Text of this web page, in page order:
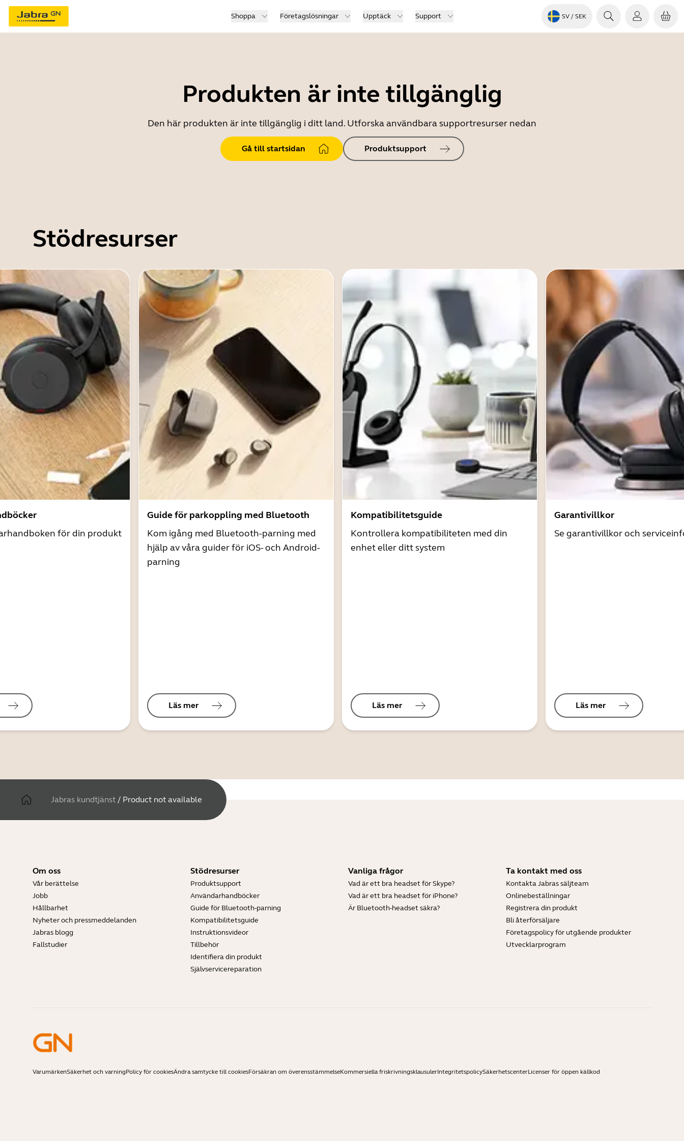
Shoppa Företagslösningar Upptäck Support SV / SEK
Produkten är inte tillgänglig
Den här produkten är inte tillgänglig i ditt land. Utforska användbara supportresurser nedan
Gå till startsidan Produktsupport
Stödresurser
för din produkt
Guide för parkoppling med Bluetooth
Kom igång med Bluetooth-parning med
hjälp av våra guider för iOS- och Android-
parning
Läs mer
Kompatibilitetsguide
Kontrollera kompatibiliteten med din
enhet eller ditt system
Läs mer
Garantivillkor
Se garantivillkor och
Läs mer
Jabras kundtjänst / Product not available
Om oss
Vår berättelse
Jobb
Hållbarhet
Nyheter och pressmeddelanden
Jabras blogg
Fallstudier
Stödresurser
Produktsupport
Användarhandböcker
Guide för Bluetooth-parning
Kompatibilitetsguide
Instruktionsvideor
Tillbehör
Identifiera din produkt
Självservicereparation
Vanliga frågor
Vad är ett bra headset för Skype?
Vad är ett bra headset för iPhone?
Är Bluetooth-headset säkra?
Ta kontakt med oss
Kontakta Jabras säljteam
Onlinebeställningar
Registrera din produkt
Bli återförsäljare
Företagspolicy för utgående produkter
Utvecklarprogram
VarumärkenSäkerhet och varningPolicy för cookiesÄndra samtycke till cookiesFörsäkran om överensstämmelseKommersiella friskrivningsklausulerIntegritetspolicySäkerhetscenterLicenser för öppen källkod